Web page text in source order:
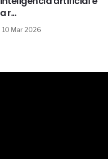
a r...
10 Mar 2026